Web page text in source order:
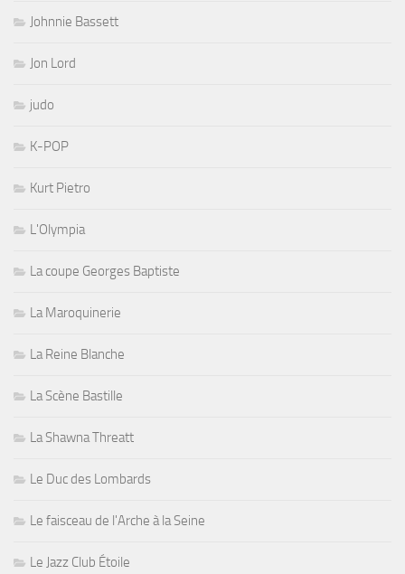
Johnnie Bassett
Jon Lord
judo
K-POP
Kurt Pietro
L'Olympia
La coupe Georges Baptiste
La Maroquinerie
La Reine Blanche
La Scène Bastille
La Shawna Threatt
Le Duc des Lombards
Le faisceau de l'Arche à la Seine
Le Jazz Club Étoile